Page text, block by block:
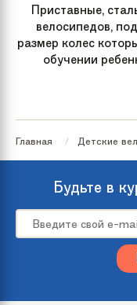
Приставные,
велосипедов,
размер колес
обучении
Главная Детские
Будьте в